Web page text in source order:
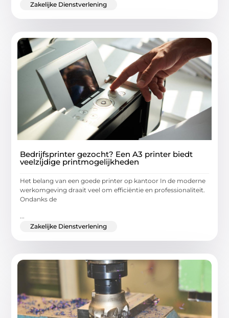
Zakelijke Dienstverlening
Bedrijfsprinter gezocht? Een A3 printer biedt
veelzijdige printmogelijkheden
Het belang van een goede printer op kantoor In de moderne
werkomgeving draait veel om efficiëntie en professionaliteit.
Ondanks de
Zakelijke Dienstverlening